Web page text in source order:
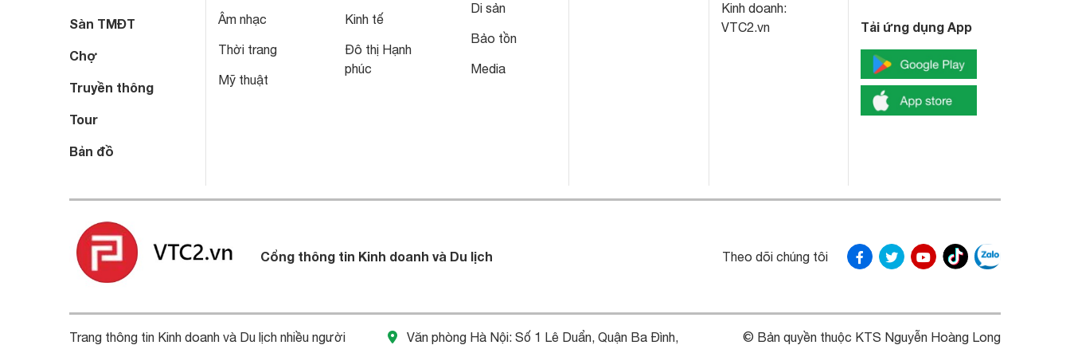
Sàn TMĐT
Chợ
Truyền thông
Tour
Bản đồ
Âm nhạc
Thời trang
Mỹ thuật
Kinh tế
Đô thị Hạnh
phúc
Di sản
Bảo tồn
Media
Kinh doanh:
VTC2.vn
Tải ứng dụng App
Cổng thông tin Kinh doanh và Du lịch Theo dõi chúng tôi
Trang thông tin Kinh doanh và Du lịch nhiều người Văn phòng Hà Nội: Số 1 Lê Duẩn, Quận Ba Đình, © Bản quyền thuộc KTS Nguyễn Hoàng Long